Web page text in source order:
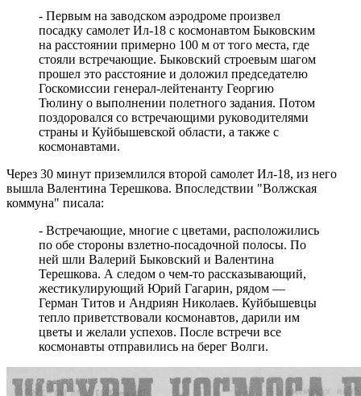
- Первым на заводском аэродроме произвел
посадку самолет Ил-18 с космонавтом Быковским
на расстоянии примерно 100 м от того места, где
стояли встречающие. Быковский строевым шагом
прошел это расстояние и доложил председателю
Госкомиссии генерал-лейтенанту Георгию
Тюлину о выполнении полетного задания. Потом
поздоровался со встречающими руководителями
страны и Куйбышевской области, а также с
космонавтами.
Через 30 минут приземлился второй самолет Ил-18, из него
вышла Валентина Терешкова. Впоследствии "Волжская
коммуна" писала:
- Встречающие, многие с цветами, расположились
по обе стороны взлетно-посадочной полосы. По
ней шли Валерий Быковский и Валентина
Терешкова. А следом о чем-то рассказывающий,
жестикулирующий Юрий Гагарин, рядом —
Герман Титов и Андриян Николаев. Куйбышевцы
тепло приветствовали космонавтов, дарили им
цветы и желали успехов. После встречи все
космонавты отправились на берег Волги.